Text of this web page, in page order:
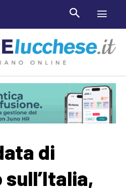
di